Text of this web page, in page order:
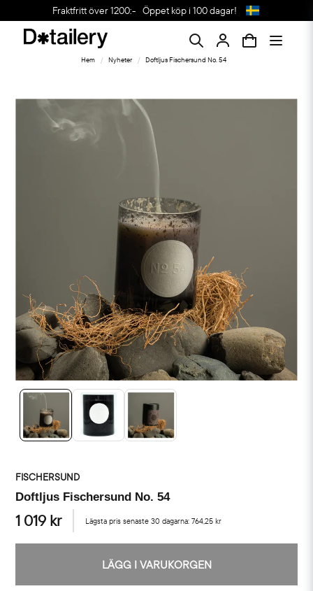
Fraktfritt över 1200:- Öppet köp i 100 dagar!
Hem Nyheter Doftljus Fischersund No. 54
FISCHERSUND
Doftljus Fischersund No. 54
1 019 kr Lägsta pris senaste 30 dagarna:764,25 kr
LÄGG I VARUKORGEN